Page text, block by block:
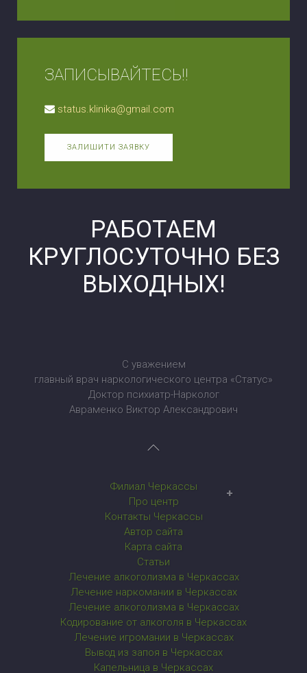
ЗАПИСЫВАЙТЕСЬ!!
status.klinika@gmail.com
ЗАЛИШИТИ ЗАЯВКУ
РАБОТАЕМ
КРУГЛОСУТОЧНО БЕЗ
ВЫХОДНЫХ!
С уважением
главный врач наркологического центра «Статус»
Доктор психиатр-Нарколог
Авраменко Виктор Александрович
Филиал Черкассы
Наркологический центр в Черкассах
Про центр
Контакты Черкассы
Автор сайта
Карта сайта
Статьи
Лечение алкоголизма в Черкассах
Лечение наркомании в Черкассах
Лечение алкоголизма в Черкассах
Кодирование от алкоголя в Черкассах
Лечение игромании в Черкассах
Вывод из запоя в Черкассах
Капельница в Черкассах